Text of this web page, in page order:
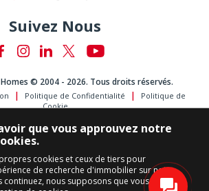
Suivez Nous
© 2004 - 2026. Tous droits réservés.
Politique de Confidentialité
Politique de
Cookie
que vous approuvez notre
cookies et ceux de tiers pour
de recherche d'immobilier sur notre
continuez, nous supposons que vous